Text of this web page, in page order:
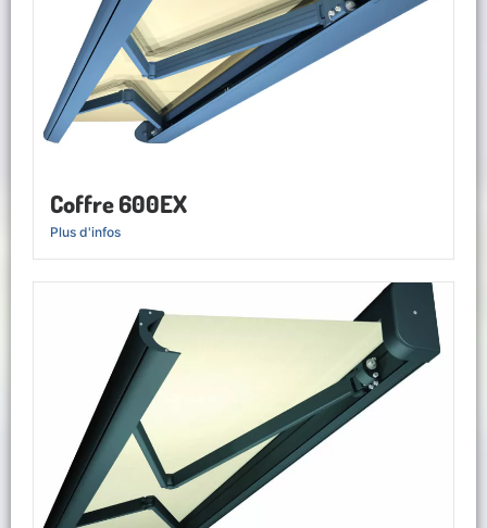
Coffre 600EX
Plus d'infos